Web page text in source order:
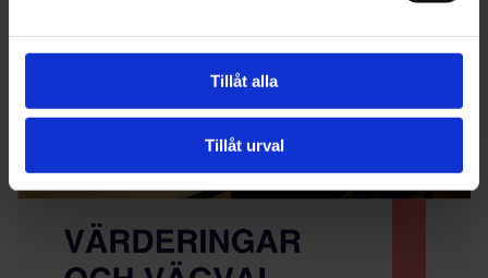
Tillåt alla
Tillåt urval